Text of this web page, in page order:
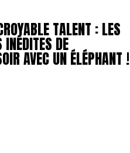
TALENT : LES
DE
AVEC UN ÉLÉPHANT !